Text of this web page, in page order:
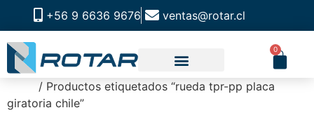
+56 9 6636 9676 ventas@rotar.cl
0
/ Productos etiquetados “rueda tpr-pp placa
giratoria chile”